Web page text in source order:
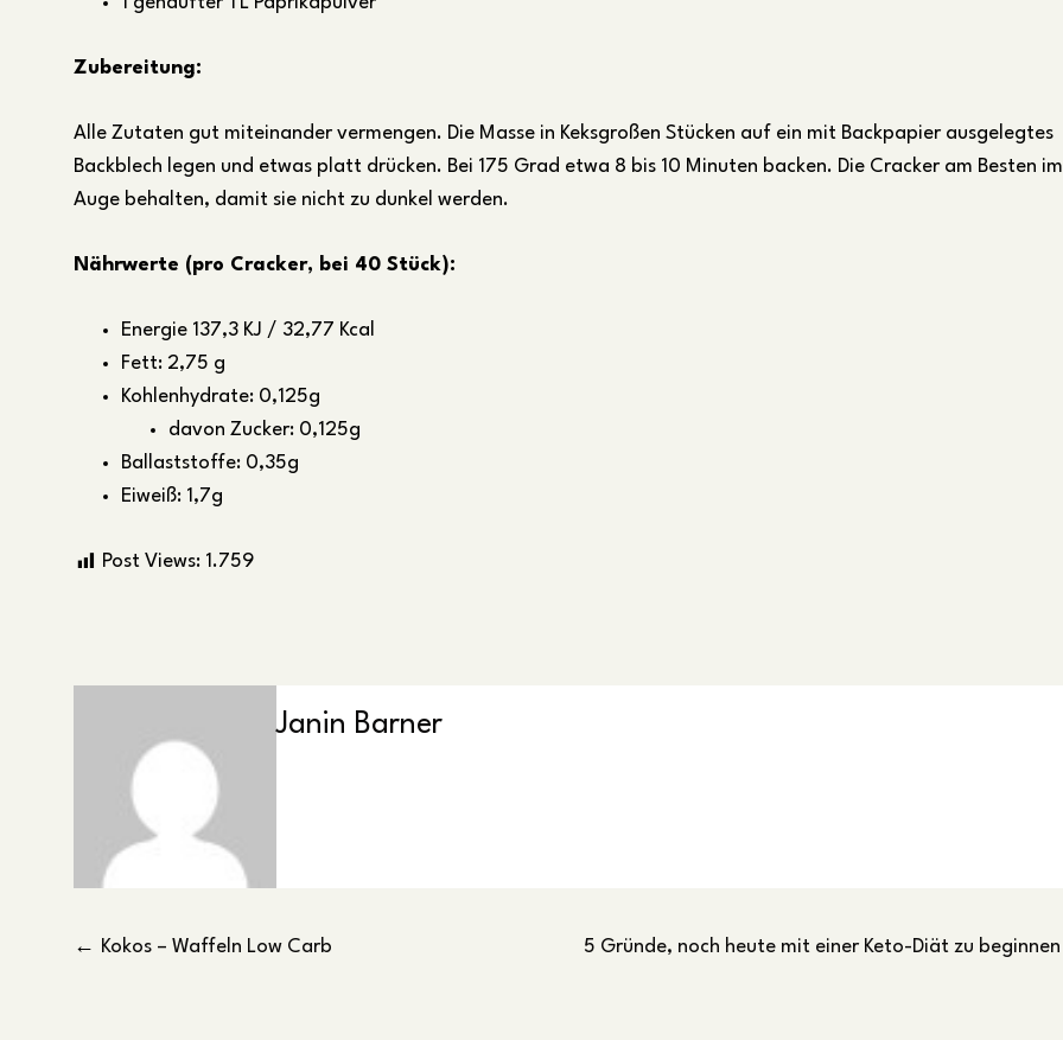
Zubereitung:
Alle Zutaten gut miteinander vermengen. Die Masse in Keksgroßen Stücken auf ein mit Backpapier ausgelegtes
Backblech legen und etwas platt drücken. Bei 175 Grad etwa 8 bis 10 Minuten backen. Die Cracker am Besten im
Auge behalten, damit sie nicht zu dunkel werden.
Nährwerte (pro Cracker, bei 40 Stück):
Energie 137,3 KJ / 32,77 Kcal
Fett: 2,75 g
Kohlenhydrate: 0,125g
davon Zucker: 0,125g
Ballaststoffe: 0,35g
Eiweiß: 1,7g
Post Views: 1.759
Janin Barner
Beitragsnavigation
Kokos – Waffeln Low Carb 5 Gründe, noch heute mit einer Keto-Diät zu beginnen